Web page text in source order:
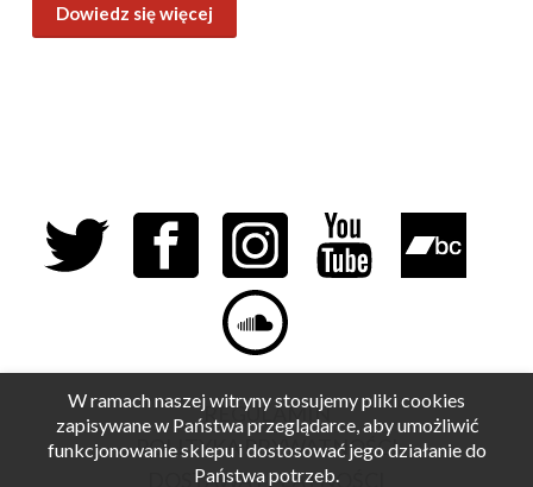
Dowiedz się więcej
REGULAMIN
POLITYKA PRYWATNOŚCI
DOSTAWA I PŁATNOŚCI
W ramach naszej witryny stosujemy pliki cookies
zapisywane w Państwa przeglądarce, aby umożliwić
funkcjonowanie sklepu i dostosować jego działanie do
Państwa potrzeb.